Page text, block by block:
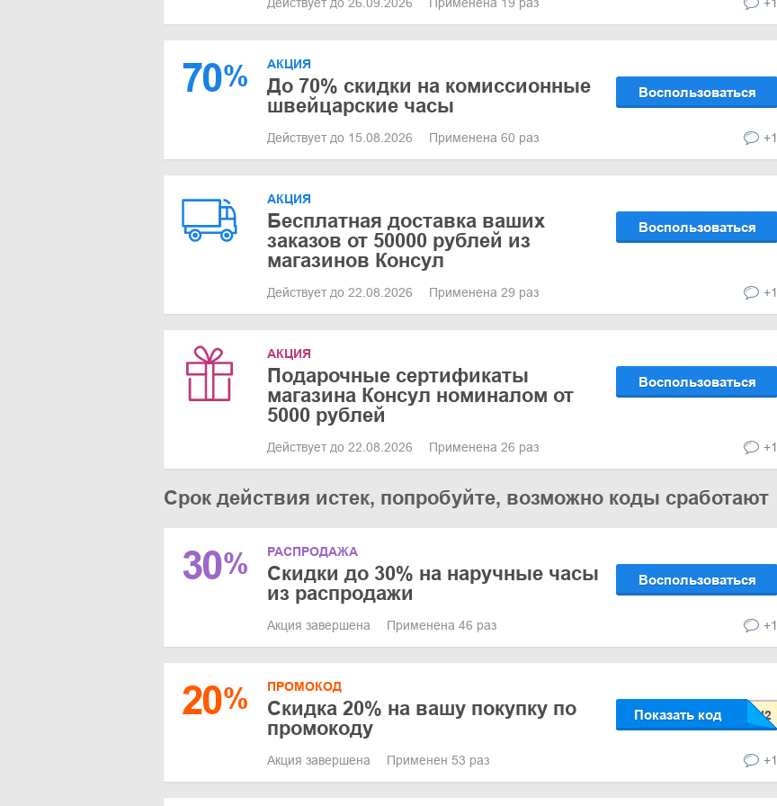
70% АКЦИЯ
До 70% скидки на комиссионные
швейцарские часы
Воспользоваться
Действует до 15.08.2026 Применена 60 раз +1
АКЦИЯ
Бесплатная доставка ваших
заказов от 50000 рублей из
магазинов Консул
Воспользоваться
Действует до 22.08.2026 Применена 29 раз +1
АКЦИЯ
Подарочные сертификаты
магазина Консул номиналом от
5000 рублей
Воспользоваться
Действует до 22.08.2026 Применена 26 раз +1
Срок действия истек, попробуйте, возможно коды сработают
30% РАСПРОДАЖА
Скидки до 30% на наручные часы
из распродажи
Воспользоваться
Акция завершена Применена 46 раз +1
20% ПРОМОКОД
Скидка 20% на вашу покупку по
промокоду
Показать код
Акция завершена Применен 53 раз +1